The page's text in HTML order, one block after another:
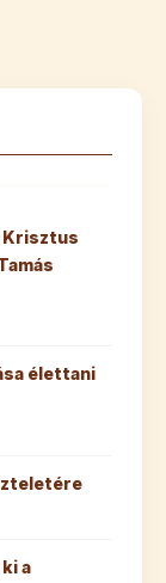
Krisztus
élettani
a